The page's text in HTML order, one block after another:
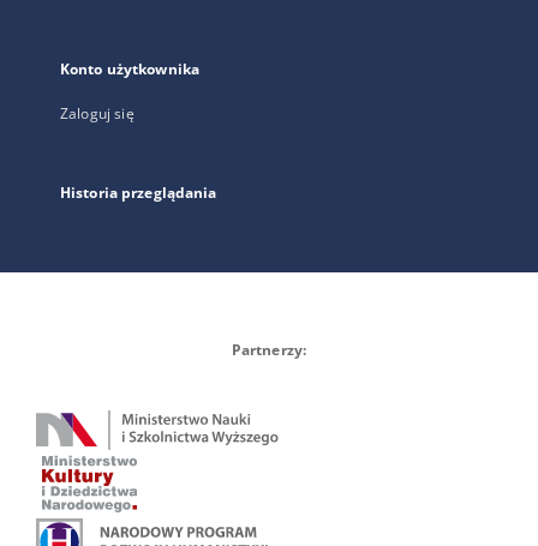
Konto użytkownika
Zaloguj się
Historia przeglądania
Partnerzy: